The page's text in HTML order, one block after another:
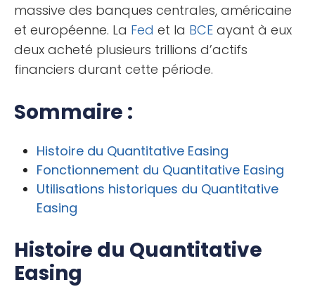
massive des banques centrales, américaine
et européenne. La Fed et la BCE ayant à eux
deux acheté plusieurs trillions d’actifs
financiers durant cette période.
Sommaire :
Histoire du Quantitative Easing
Fonctionnement du Quantitative Easing
Utilisations historiques du Quantitative
Easing
Histoire du Quantitative
Easing